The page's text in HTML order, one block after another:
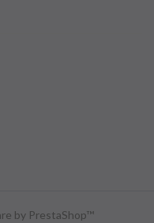
by PrestaShop™